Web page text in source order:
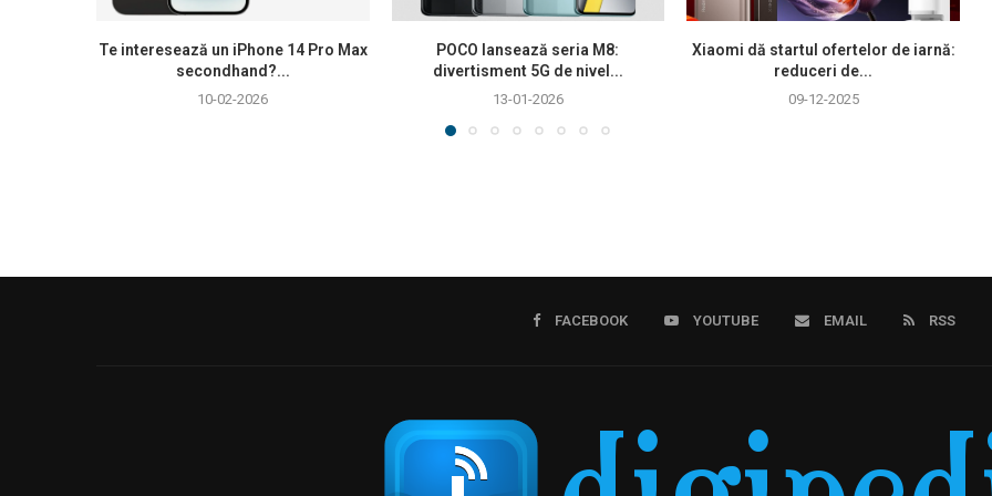
Te interesează un iPhone 14 Pro Max
secondhand?...
10-02-2026
POCO lansează seria M8:
divertisment 5G de nivel...
13-01-2026
Xiaomi dă startul ofertelor de iarnă:
reduceri de...
09-12-2025
FACEBOOK YOUTUBE EMAIL RSS